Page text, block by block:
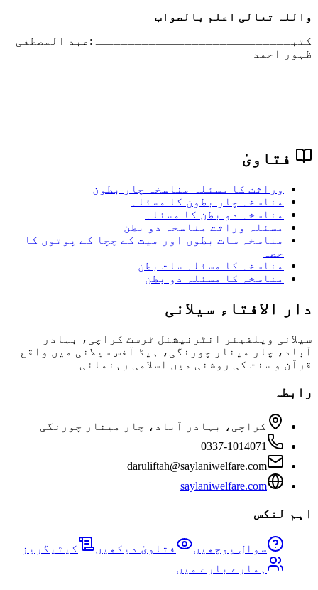
واللہ تعالی اعلم بالصواب
کتبـــــــــــــــــــــــــــہ: عبد المصطفی
ظہور احمد
فتاویٰ
وراثت کا مسئلہ مناسخہ چار بطون
مناسخہ چار بطون کا مسئلہ
مناسخہ دو بطن کا مسئلہ
مسئلہ وراثت مناسخہ دو بطن
مناسخہ سات بطون اور میت کے چچا کے پوتوں کا
حصہ
مناسخہ کا مسئلہ سات بطن
مناسخہ کا مسئلہ دو بطن
دار الافتاء سیلانی
سیلانی ویلفیئر انٹرنیشنل ٹرسٹ کراچی، بہادر
آباد، چار مینار چورنگی، ہیڈ آفس سیلانی میں واقع
قرآن و سنت کی روشنی میں اسلامی رہنمائی
رابطہ
کراچی، بہادر آباد، چار مینار چورنگی
0337-1014071
daruliftah@saylaniwelfare.com
saylaniwelfare.com
اہم لنکس
سوال پوچھیں فتاویٰ دیکھیں
کیٹیگریز
ہمارے بارے میں